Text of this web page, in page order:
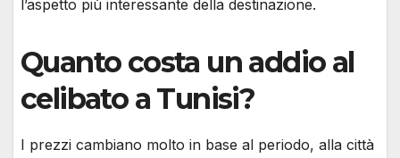
l’aspetto più interessante della destinazione.
Quanto costa un addio al
celibato a Tunisi?
I prezzi cambiano molto in base al periodo, alla città